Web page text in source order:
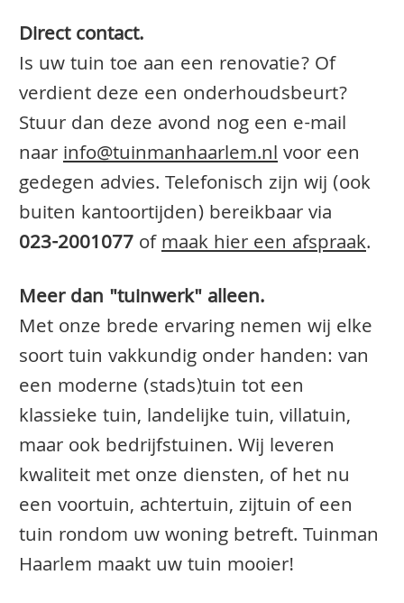
Direct contact.
Is uw tuin toe aan een renovatie? Of
verdient deze een onderhoudsbeurt?
Stuur dan deze avond nog een e-mail
naarinfo@tuinmanhaarlem.nlvoor een
gedegen advies. Telefonisch zijn wij (ook
buiten kantoortijden) bereikbaar via
023-2001077ofmaak hier een afspraak.
Meer dan "tuinwerk" alleen.
Met onze brede ervaring nemen wij elke
soort tuin vakkundig onder handen: van
een moderne (stads)tuin tot een
klassieke tuin, landelijke tuin, villatuin,
maar ook bedrijfstuinen. Wij leveren
kwaliteit met onze diensten, of het nu
een voortuin, achtertuin, zijtuin of een
tuin rondom uw woning betreft. Tuinman
Haarlem maakt uw tuin mooier!